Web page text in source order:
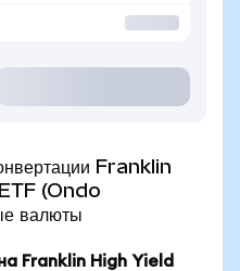
Franklin
(Ondo
валюты
Franklin High Yield